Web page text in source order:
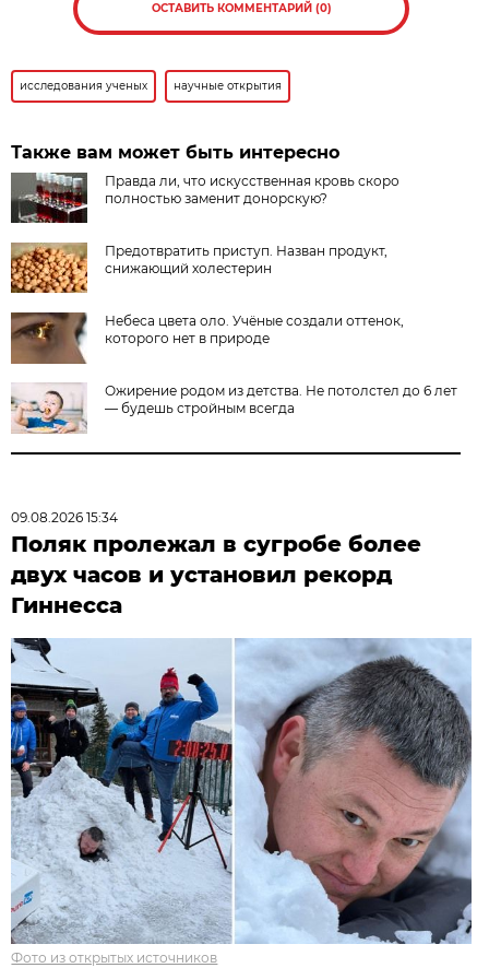
ОСТАВИТЬ КОММЕНТАРИЙ (0)
исследования ученых научные открытия
Также вам может быть интересно
Правда ли, что искусственная кровь скоро
полностью заменит донорскую?
Предотвратить приступ. Назван продукт,
снижающий холестерин
Небеса цвета оло. Учёные создали оттенок,
которого нет в природе
Ожирение родом из детства. Не потолстел до 6 лет
— будешь стройным всегда
09.08.2026 15:34
Поляк пролежал в сугробе более
двух часов и установил рекорд
Гиннесса
Фото из открытых источников